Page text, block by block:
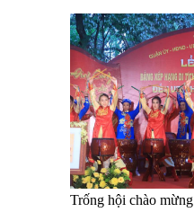
Trống hội chào